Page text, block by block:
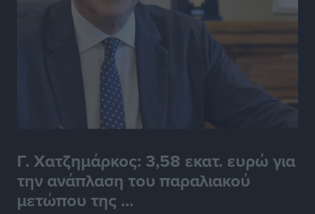
Γ. Χατζημάρκος: 3,58 εκατ. ευρώ για
την ανάπλαση του παραλιακού
μετώπου της ...